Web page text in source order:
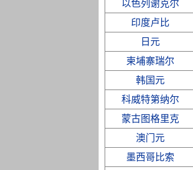
以色列谢克尔
印度卢比
日元
柬埔寨瑞尔
韩国元
科威特第纳尔
蒙古图格里克
澳门元
墨西哥比索